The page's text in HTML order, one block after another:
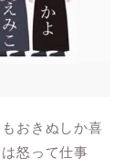
おきぬしか喜
怒って仕事